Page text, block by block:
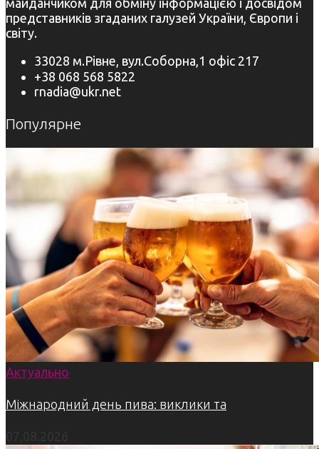
представників згаданих галузей України, Європи і
світу.
33028 м.Рівне, вул.Соборна,1 офіс 217
+38 068 568 5822
rnadia@ukr.net
Популярне
Актуально
Міжнародний день пива: виклики та